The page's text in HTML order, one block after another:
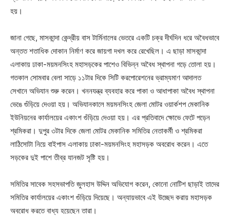
হয়।
জানা গেছে, মাসকান্দা কেন্দ্রীয় বাস টার্মিনালের ভেতরে একটি চক্র দীর্ঘদিন ধরে অবৈধভাবে
অন্তত শতাধিক দোকান নির্মাণ করে জায়গা দখল করে রেখেছিল। এ ছাড়া মাসকান্দা
এলাকায় ঢাকা-ময়মনসিংহ মহাসড়কের পাশেও বিভিন্ন অবৈধ স্থাপনা গড়ে তোলা হয়।
গতকাল সোমবার বেলা সাড়ে ১১টার দিকে সিটি করপোরেশনের ভ্রাম্যমাণ আদালত
সেখানে অভিযান শুরু করেন। খননযন্ত্র ব্যবহার করে পাকা ও আধাপাকা অবৈধ স্থাপনা
ভেঙে গুঁড়িয়ে দেওয়া হয়। অভিযানকালে ময়মনসিংহ জেলা মোটর ওয়ার্কশপ মেকানিক
ইউনিয়নের কার্যালয়ের একাংশ গুঁড়িয়ে দেওয়া হয়। এর প্রতিবাদে ক্ষোভে ফেটে পড়েন
শ্রমিকরা। দুপুর ৩টার দিকে জেলা মোটর মেকানিক সমিতির নেতাকর্মী ও শ্রমিকরা
লাঠিসোটা নিয়ে বাইপাস এলাকায় ঢাকা-ময়মনসিংহ মহাসড়ক অবরোধ করেন। এতে
সড়কের দুই পাশে তীব্র যানজট সৃষ্টি হয়।
সমিতির সাবেক সহসভাপতি জুলহাস উদ্দিন অভিযোগ করেন, কোনো নোটিশ ছাড়াই তাদের
সমিতির কার্যালয়ের একাংশ গুঁড়িয়ে দিয়েছে। অন্যায়ভাবে এই উচ্ছেদ করায় মহাসড়ক
অবরোধ করতে বাধ্য হয়েছেন তারা।